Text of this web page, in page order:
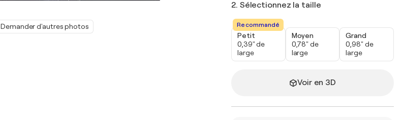
Demander d'autres photos
2. Sélectionnez la taille
Recommandé
Petit
0,39" de
large
Moyen
0,78" de
large
Grand
0,98" de
large
Voir en 3D